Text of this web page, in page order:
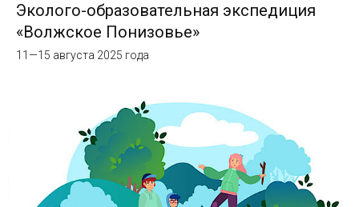
Эколого-образовательная экспедиция
«Волжское Понизовье»
11—15 августа 2025 года